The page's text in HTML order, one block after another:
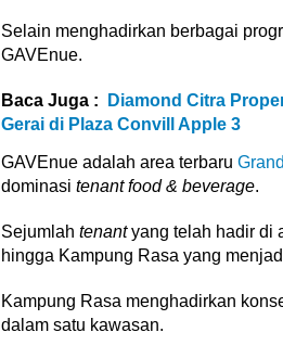
Selain menghadirkan berbagai
GAVEnue.
Baca Juga :
Diamond Citra
Gerai di Plaza Convill Apple 3
GAVEnue adalah area terbaru
dominasi tenant food & beverage.
Sejumlah tenantyang telah hadir di
hingga Kampung Rasa yang
Kampung Rasa menghadirkan
dalam satu kawasan.